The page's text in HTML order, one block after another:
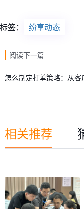
标签： 纷享动态
阅读下一篇
怎么制定打单策略：从
相关推荐